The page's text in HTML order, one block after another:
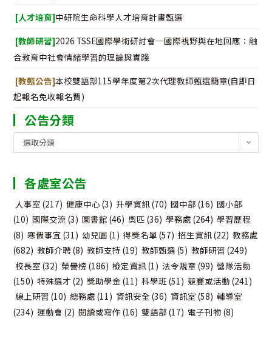
[人才培育]中研院生命科學人才培育計畫甄選
[教師研習]2026 TSSE國際學術研討會─國際視野與在地回應：融
合教育中社會情緒學習的理論與實踐
[教甄公告]本校雙語部115學年度第2次代理教師甄選簡章(自即日
起報名免收報名費)
公告分類
告
類
選取分類
各處室公告
人事室 (217) 健康中心(3) 升學資訊(70) 國中部 (16) 國小部
(10) 國際交流 (3) 圖書館 (46) 奧匹 (36) 學務處 (264) 學習歷程
(8) 寒假事宜 (31) 幼兒園 (1) 得獎名單 (57) 招生資訊(22) 教務處
(682) 教師介聘(8) 教師支持 (19) 教師甄選 (5) 教師研習 (249)
校長室 (32) 榮譽榜 (186) 檢定資訊(1) 法令規章 (99) 營隊活動
(150) 特殊選才 (2) 獎助學金 (11) 科學班(51) 競賽或活動 (241)
線上研習 (10) 總務處 (11) 資訊安全 (36) 資訊室 (58) 輔導室
(234) 運動會 (2) 閱讀或寫作 (16) 雙語部 (17) 電子刊物 (8)